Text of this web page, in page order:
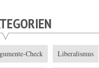
Check Liberalismus